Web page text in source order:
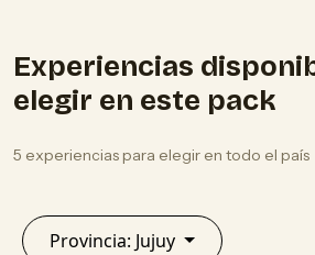
Experiencias
elegir en este pack
5 experiencias para elegir en todo el país
Provincia: Jujuy